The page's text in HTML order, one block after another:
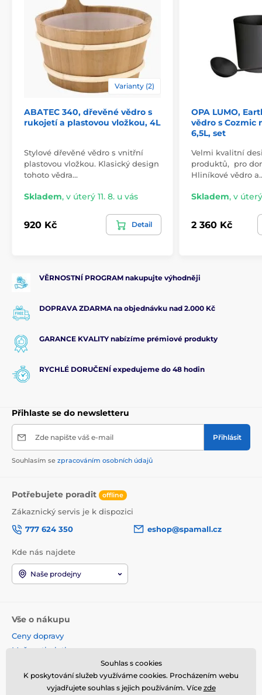
Naběračka: délka 43cm
Objem: 5l
Varianty (2)
ABATEC 340, dřevěné vědro s
rukojetí a plastovou vložkou, 4L
Stylové dřevěné vědro s vnitřní
plastovou vložkou. Klasický design
tohoto vědra…
Skladem, v úterý 11. 8. u vás
920 Kč Detail
OPA LUMO,
vědro s Cozmic
6,5L, set
Velmi kvalitní
produktů, pro
Hliníkové vědro
Skladem, v úterý
2 360 Kč
VĚRNOSTNÍ PROGRAM nakupujte výhodněji
DOPRAVA ZDARMA na objednávku nad 2.000 Kč
GARANCE KVALITY nabízíme prémiové produkty
RYCHLÉ DORUČENÍ expedujeme do 48 hodin
Přihlaste se do newsletteru
Zde napište váš e-mail Přihlásit
Souhlasím se zpracováním osobních údajů
Potřebujete poradit offline
Zákaznický servis je k dispozici
777 624 350
eshop@spamall.cz
Kde nás najdete
Naše prodejny
Vše o nákupu
Ceny dopravy
Možnosti platby
Reklamace a vrácení
Věrnostní program
Souhlas s cookies
K poskytování služeb využíváme cookies. Procházením webu
vyjadřujete souhlas s jejich používáním. Více zde